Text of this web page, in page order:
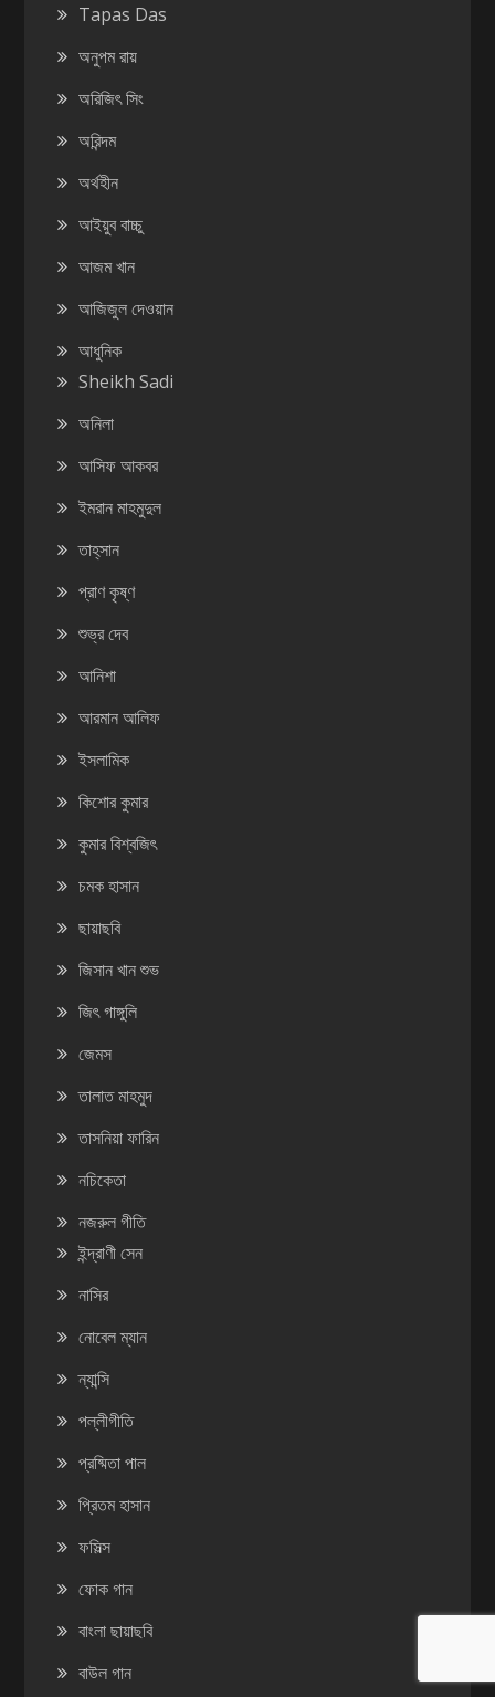
Tapas Das
অনুপম রায়
অরিজিৎ সিং
অরিন্দম
অর্থহীন
আইয়ুব বাচ্চু
আজম খান
আজিজুল দেওয়ান
আধুনিক
Sheikh Sadi
অনিলা
আসিফ আকবর
ইমরান মাহমুদুল
তাহ্‌সান
প্রাণ কৃষ্ণ
শুভ্র দেব
আনিশা
আরমান আলিফ
ইসলামিক
কিশোর কুমার
কুমার বিশ্বজিৎ
চমক হাসান
ছায়াছবি
জিসান খান শুভ
জিৎ গাঙ্গুলি
জেমস
তালাত মাহমুদ
তাসনিয়া ফারিন
নচিকেতা
নজরুল গীতি
ইন্দ্রাণী সেন
নাসির
নোবেল ম্যান
ন্যান্সি
পল্লীগীতি
প্রষ্মিতা পাল
প্রিতম হাসান
ফসিল্স
ফোক গান
বাংলা ছায়াছবি
বাউল গান